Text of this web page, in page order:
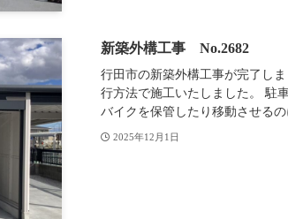
新築外構工事 No.2682
行田市の新築外構工事が完了し
行方法で施工いたしました。 駐
バイクを保管したり移動させるの
2025年12月1日